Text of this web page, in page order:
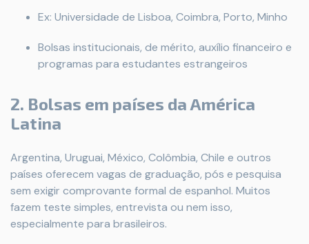
Ex: Universidade de Lisboa, Coimbra, Porto, Minho
Bolsas institucionais, de mérito, auxílio financeiro e
programas para estudantes estrangeiros
2. Bolsas em países da América
Latina
Argentina, Uruguai, México, Colômbia, Chile e outros
países oferecem vagas de graduação, pós e pesquisa
sem exigir comprovante formal de espanhol. Muitos
fazem teste simples, entrevista ou nem isso,
especialmente para brasileiros.